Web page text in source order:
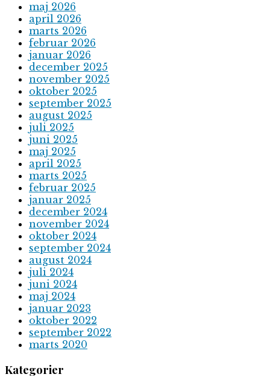
maj 2026
april 2026
marts 2026
februar 2026
januar 2026
december 2025
november 2025
oktober 2025
september 2025
august 2025
juli 2025
juni 2025
maj 2025
april 2025
marts 2025
februar 2025
januar 2025
december 2024
november 2024
oktober 2024
september 2024
august 2024
juli 2024
juni 2024
maj 2024
januar 2023
oktober 2022
september 2022
marts 2020
Kategorier